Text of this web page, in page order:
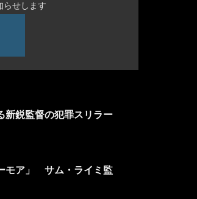
らせします
鋭監督の犯罪スリラー
モア」 サム・ライミ監